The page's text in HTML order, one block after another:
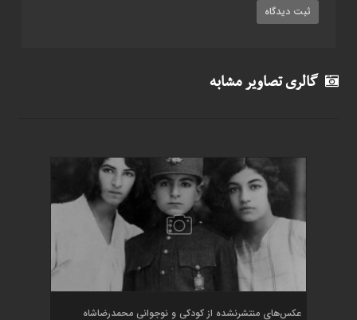
گالری تصاویر مشابه
عکس‌های منتشرنشده از کودکی و نوجوانی محمدرضاشاه